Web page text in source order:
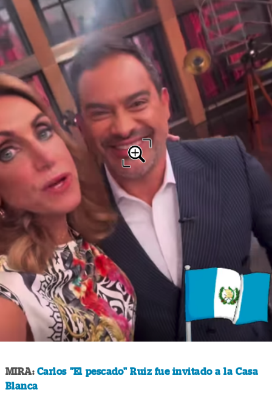
MIRA:Carlos "El pescado" Ruiz fue invitado a la Casa
Blanca